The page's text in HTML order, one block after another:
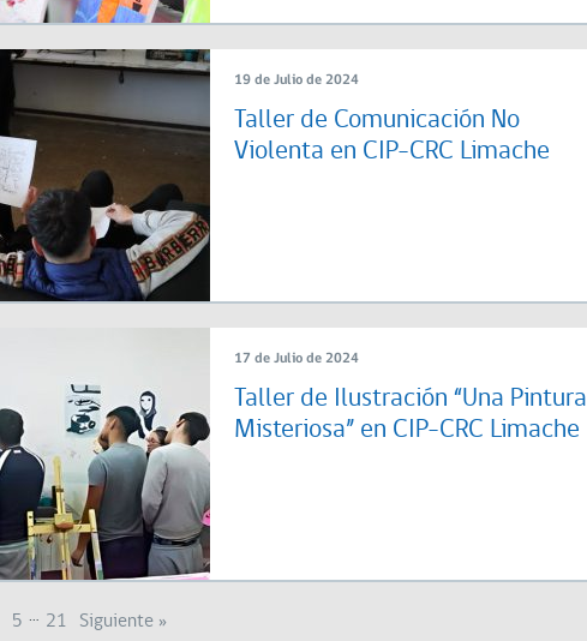
19 de Julio de 2024
Taller de Comunicación No
Violenta en CIP-CRC Limache
17 de Julio de 2024
Taller de Ilustración “Una Pintura
Misteriosa” en CIP-CRC Limache
5 … 21 Siguiente »